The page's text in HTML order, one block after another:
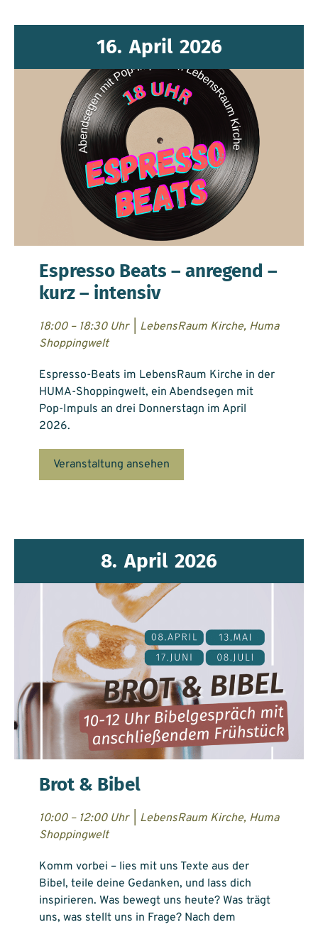
16. April 2026
Espresso Beats – anregend –
kurz – intensiv
18:00 – 18:30 Uhr
LebensRaum Kirche, Huma
Shoppingwelt
Espresso-Beats im LebensRaum Kirche in der
HUMA-Shoppingwelt, ein Abendsegen mit
Pop-Impuls an drei Donnerstagn im April
2026.
Veranstaltung ansehen
8. April 2026
Brot & Bibel
10:00 – 12:00 Uhr
LebensRaum Kirche, Huma
Shoppingwelt
Komm vorbei – lies mit uns Texte aus der
Bibel, teile deine Gedanken, und lass dich
inspirieren. Was bewegt uns heute? Was trägt
uns, was stellt uns in Frage? Nach dem